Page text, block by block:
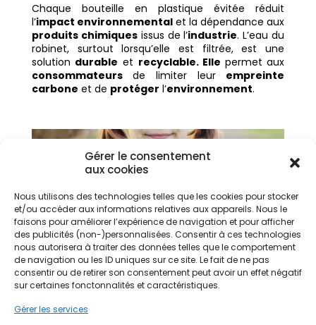
Gérer le consentement
aux cookies
Nous utilisons des technologies telles que les cookies pour stocker
et/ou accéder aux informations relatives aux appareils. Nous le
faisons pour améliorer l’expérience de navigation et pour afficher
des publicités (non-)personnalisées. Consentir à ces technologies
nous autorisera à traiter des données telles que le comportement
de navigation ou les ID uniques sur ce site. Le fait de ne pas
consentir ou de retirer son consentement peut avoir un effet négatif
sur certaines fonctonnalités et caractéristiques.
Gérer les services
Chaque bouteille en plastique évitée réduit
l’impact environnementalet la dépendance aux
produits chimiquesissus de l’industrie. L’eau du
robinet, surtout lorsqu’elle est filtrée, est une
solution durable et recyclable. Elle permet aux
consommateursde limiter leur empreinte
carbone et de protéger l’environnement.
9 – Équipez-vous d’un
composteur
Le compostage permet de